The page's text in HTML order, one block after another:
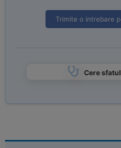
Trimite o intrebare
Cere